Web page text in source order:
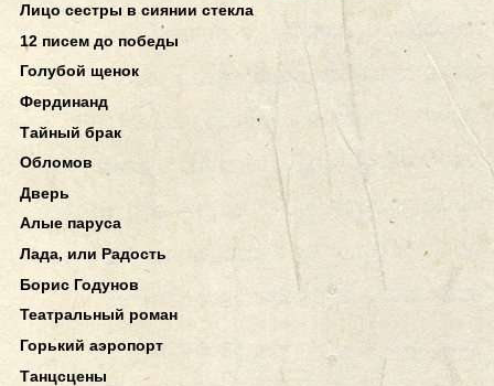
Лицо сестры в сиянии стекла
12 писем до победы
Голубой щенок
Фердинанд
Тайный брак
Обломов
Дверь
Алые паруса
Лада, или Радость
Борис Годунов
Театральный роман
Горький аэропорт
Танцсцены